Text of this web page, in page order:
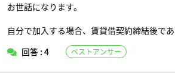
お世話になります。
自分で加入する場合、賃貸借契約締結後で
いつまでに加入したら良いか教えてください
回答 : 4
ベストアンサー